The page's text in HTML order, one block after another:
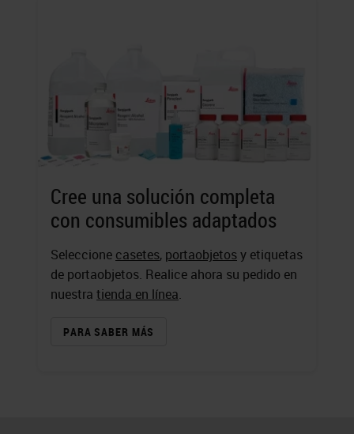
Cree una solución completa
con consumibles adaptados
Seleccione casetes, portaobjetosy etiquetas
de portaobjetos. Realice ahora su pedido en
nuestra tienda en línea.
PARA SABER MÁS